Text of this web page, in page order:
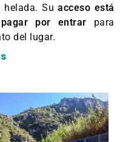
helada. Suacceso está
pagar por entrar para
del lugar.